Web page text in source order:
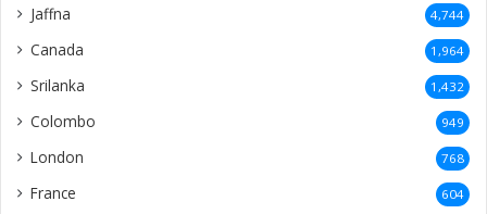
Jaffna 4,744
Canada 1,964
Srilanka 1,432
Colombo 949
London 768
France 604